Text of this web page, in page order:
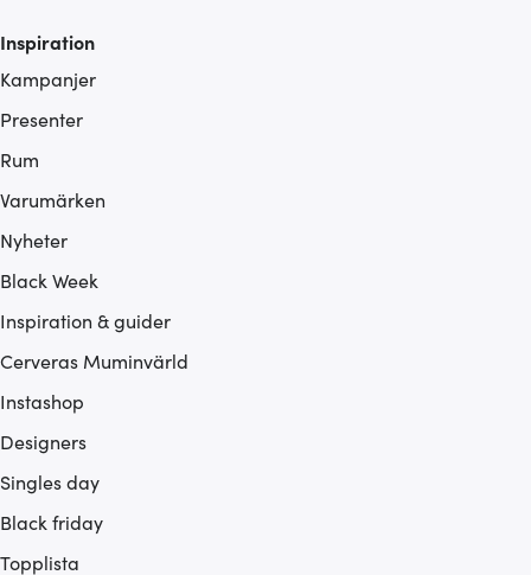
Inspiration
Kampanjer
Presenter
Rum
Varumärken
Nyheter
Black Week
Inspiration & guider
Cerveras Muminvärld
Instashop
Designers
Singles day
Black friday
Topplista